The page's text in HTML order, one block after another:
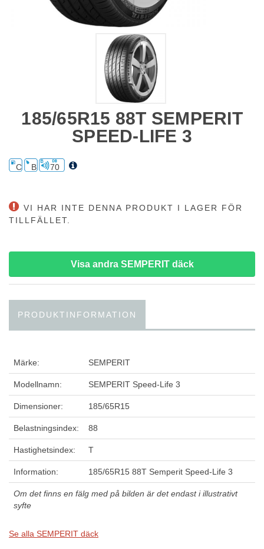
185/65R15 88T SEMPERIT
SPEED-LIFE 3
C B 70
VI HAR INTE DENNA PRODUKT I LAGER FÖR
TILLFÄLLET.
Visa andra SEMPERIT däck
PRODUKTINFORMATION
Märke: SEMPERIT
Modellnamn: SEMPERIT Speed-Life 3
Dimensioner: 185/65R15
Belastningsindex: 88
Hastighetsindex: T
Information: 185/65R15 88T Semperit Speed-Life 3
Om det finns en fälg med på bilden är det endast i illustrativt
syfte
Se alla SEMPERIT däck